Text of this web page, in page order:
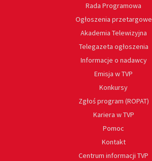
Rada Programowa
Ogłoszenia przetargowe
Akademia Telewizyjna
Telegazeta ogłoszenia
Informacje o nadawcy
Emisja w TVP
Konkursy
Zgłoś program (ROPAT)
Kariera w TVP
Pomoc
Kontakt
Centrum informacji TVP